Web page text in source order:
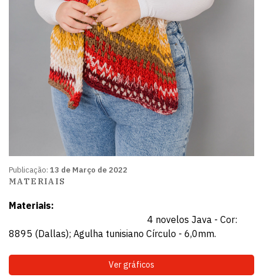
Publicação: 13 de Março de 2022
MATERIAIS
Materiais:
4 novelos Java - Cor:
8895 (Dallas); Agulha tunisiano Círculo - 6,0mm.
Ver gráficos